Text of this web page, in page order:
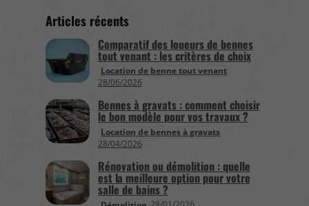
Articles récents
Location de benne tout venant
28/06/2026
Comparatif des loueurs de bennes
tout venant : les critères de choix
Location de bennes à gravats
28/04/2026
Bennes à gravats : comment choisir
le bon modèle pour vos travaux ?
Rénovation ou démolition : quelle
est la meilleure option pour votre
salle de bains ?